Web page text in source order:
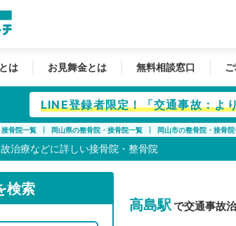
は お見舞金とは 無料相談窓口
LINE登録者限定！「交通事故：よ
骨院一覧 岡山県の整骨院・接骨院一覧 岡山市の整骨院・接骨院
治療などに詳しい接骨院・整骨院
検索
高島駅で交通事故